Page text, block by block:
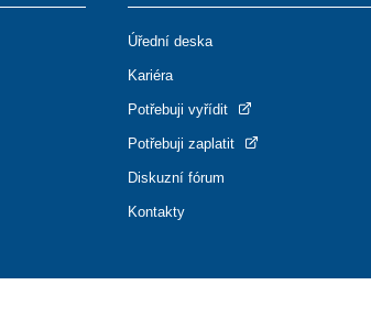
Úřední deska
Kariéra
Potřebuji vyřídit
Potřebuji zaplatit
Diskuzní fórum
Kontakty